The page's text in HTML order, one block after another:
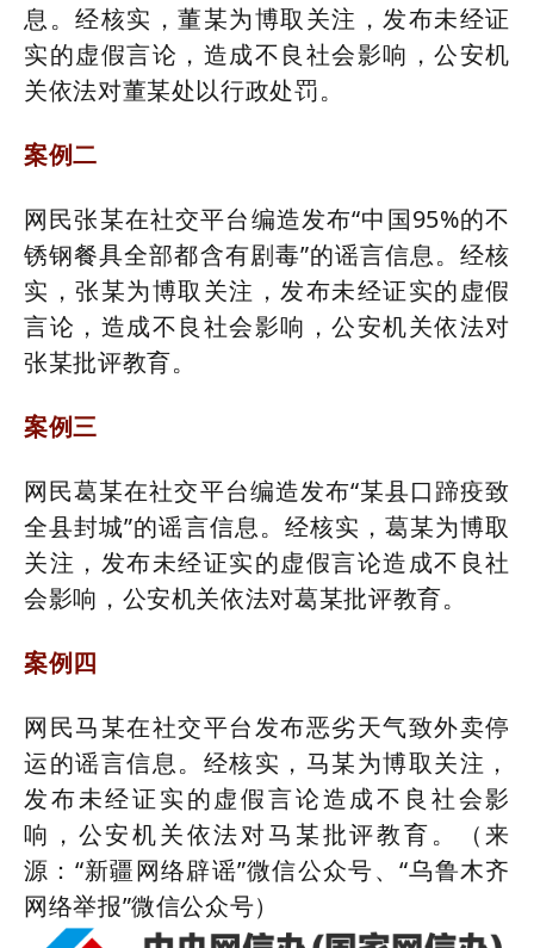
息。经核实，董某为博取关注，发布未经证
实的虚假言论，造成不良社会影响，公安机
关依法对董某处以行政处罚。
案例二
网民张某在社交平台编造发布“中国95%的不
锈钢餐具全部都含有剧毒”的谣言信息。经核
实，张某为博取关注，发布未经证实的虚假
言论，造成不良社会影响，公安机关依法对
张某批评教育。
案例三
网民葛某在社交平台编造发布“某县口蹄疫致
全县封城”的谣言信息。经核实，葛某为博取
关注，发布未经证实的虚假言论造成不良社
会影响，公安机关依法对葛某批评教育。
案例四
网民马某在社交平台发布恶劣天气致外卖停
运的谣言信息。经核实，马某为博取关注，
发布未经证实的虚假言论造成不良社会影
响，公安机关依法对马某批评教育。（来
源：“新疆网络辟谣”微信公众号、“乌鲁木齐
网络举报”微信公众号）